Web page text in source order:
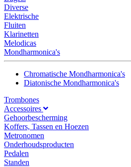
Diverse
Elektrische
Fluiten
Klarinetten
Melodicas
Mondharmonica's
Chromatische Mondharmonica's
Diatonische Mondharmonica's
Trombones
Accessoires
Gehoorbescherming
Koffers, Tassen en Hoezen
Metronomen
Onderhoudsproducten
Pedalen
Standen